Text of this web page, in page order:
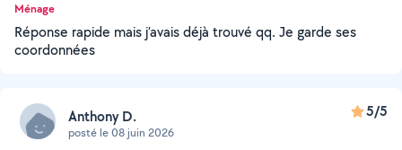
Ménage
Réponse rapide mais j’avais déjà trouvé qq. Je garde ses
coordonnées
Anthony D.
posté le 08 juin 2026
5/5